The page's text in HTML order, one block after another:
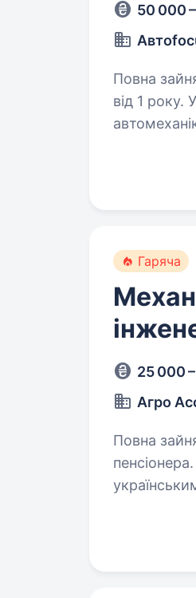
50 000
Повна
від 1 року. У зв’язку з розширенням СТО шукаємо в команду професійного
Гаряча
25 000
Агро
Повна
пенсіонера. Вітаємо! Ми — «Агро Ассістенс Груп», команда, яка допомагає